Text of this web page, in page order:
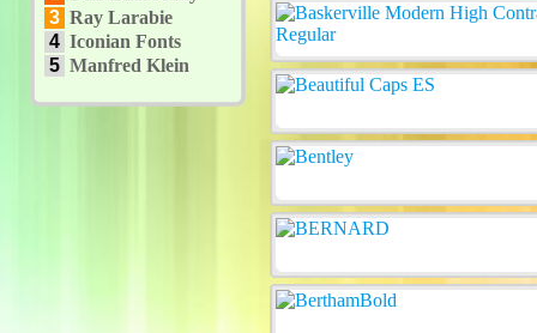
3 Ray Larabie
4 Iconian Fonts
5 Manfred Klein